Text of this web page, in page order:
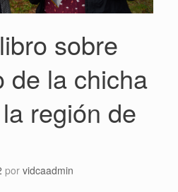
sobre
de la chicha
región de
por vidcaadmin